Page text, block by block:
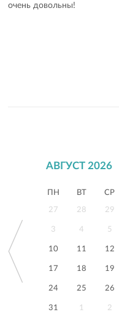
очень довольны!
АВГУСТ 2026
ПН ВТ СР
27 28 29
3 4 5
10 11 12
17 18 19
24 25 26
31 1 2